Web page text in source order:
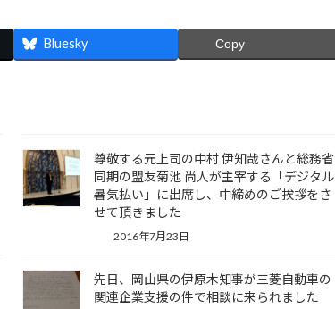
Bluesky Copy
尊敬する元上司の中村 伊知哉さんと総務省
同期の盟友菊池 尚人が主宰する「デジタル
暑気払い」に出席し、中締めのご挨拶をさ
せて頂きました
2016年7月23日
先日、岡山県の伊原木知事が三菱自動車の
関連企業支援の件で相談に来られました